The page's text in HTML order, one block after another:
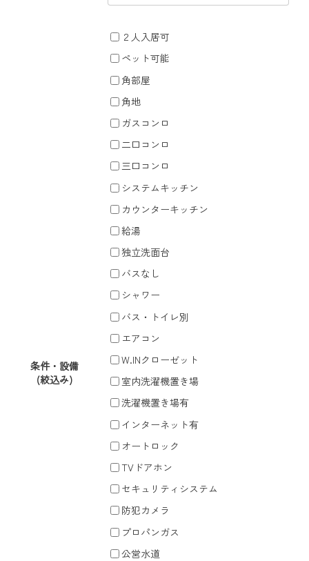
条件・設備
(絞込み)
２人入居可
ペット可能
角部屋
角地
ガスコンロ
二口コンロ
三口コンロ
システムキッチン
カウンターキッチン
給湯
独立洗面台
バスなし
シャワー
バス・トイレ別
エアコン
W.INクローゼット
室内洗濯機置き場
洗濯機置き場有
インターネット有
オートロック
TVドアホン
セキュリティシステム
防犯カメラ
プロパンガス
公営水道